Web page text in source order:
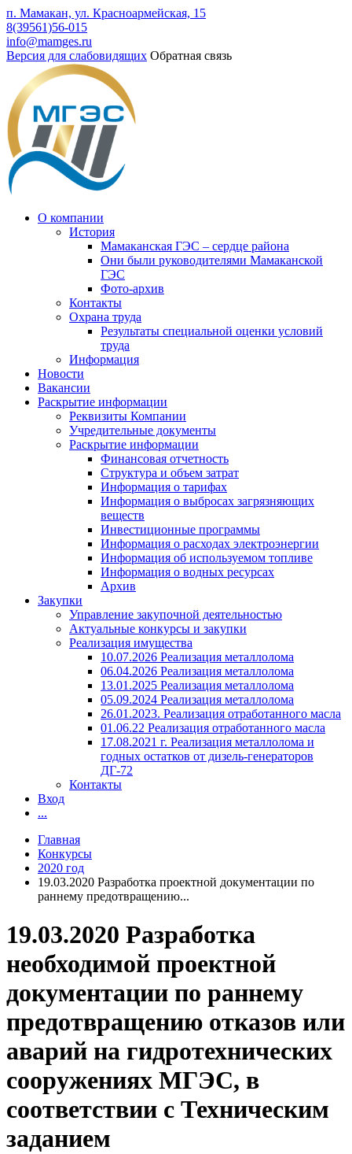
п. Мамакан, ул. Красноармейская, 15
8(39561)56-015
info@mamges.ru
Версия для слабовидящих Обратная связь
О компании
История
Мамаканская ГЭС – сердце района
Они были руководителями Мамаканской
ГЭС
Фото-архив
Контакты
Охрана труда
Результаты специальной оценки условий
труда
Информация
Новости
Вакансии
Раскрытие информации
Реквизиты Компании
Учредительные документы
Раскрытие информации
Финансовая отчетность
Структура и объем затрат
Информация о тарифах
Информация о выбросах загрязняющих
веществ
Инвестиционные программы
Информация о расходах электроэнергии
Информация об используемом топливе
Информация о водных ресурсах
Архив
Закупки
Управление закупочной деятельностью
Актуальные конкурсы и закупки
Реализация имущества
10.07.2026 Реализация металлолома
06.04.2026 Реализация металлолома
13.01.2025 Реализация металлолома
05.09.2024 Реализация металлолома
26.01.2023. Реализация отработанного масла
01.06.22 Реализация отработанного масла
17.08.2021 г. Реализация металлолома и
годных остатков от дизель-генераторов
ДГ-72
Контакты
Вход
...
Главная
Конкурсы
2020 год
19.03.2020 Разработка проектной документации по
раннему предотвращению...
19.03.2020 Разработка
необходимой проектной
документации по раннему
предотвращению отказов или
аварий на гидротехнических
сооружениях МГЭС, в
соответствии с Техническим
заданием